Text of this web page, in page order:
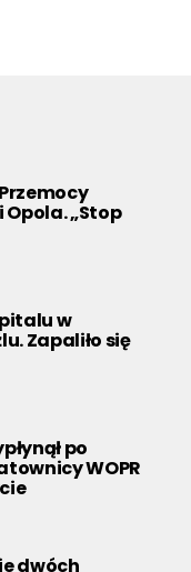
Opola. „Stop
w
Zapaliło się
po
WOPR
dwóch